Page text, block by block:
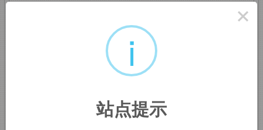
达。所以在西方的婚礼上，牧师宣布两人
成为夫妻时，用的是“
man and wife
husband and wife
×
i
站点提示